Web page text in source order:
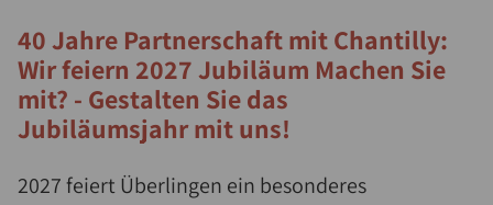
40 Jahre Partnerschaft mit Chantilly:
Wir feiern 2027 Jubiläum Machen Sie
mit? - Gestalten Sie das
Jubiläumsjahr mit uns!
2027 feiert Überlingen ein besonderes